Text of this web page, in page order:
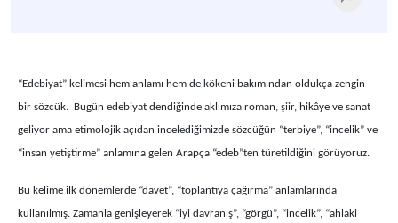
“Edebiyat” kelimesi hem anlamı hem de kökeni bakımından oldukça zengin
bir sözcük. Bugün edebiyat dendiğinde aklımıza roman, şiir, hikâye ve sanat
geliyor ama etimolojik açıdan incelediğimizde sözcüğün “terbiye”, “incelik” ve
“insan yetiştirme” anlamına gelen Arapça “edeb”ten türetildiğini görüyoruz.
Bu kelime ilk dönemlerde “davet”, “toplantıya çağırma” anlamlarında
kullanılmış. Zamanla genişleyerek “iyi davranış”, “görgü”, “incelik”, “ahlaki